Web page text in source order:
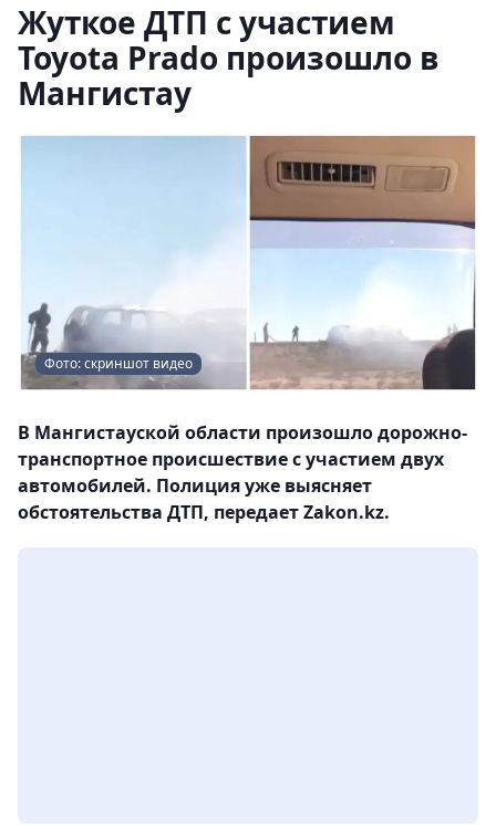
Жуткое ДТП с участием
Toyota Prado произошло в
Мангистау
Фото: скриншот видео
В Мангистауской области произошло дорожно-
транспортное происшествие с участием двух
автомобилей. Полиция уже выясняет
обстоятельства ДТП, передает Zakon.kz.